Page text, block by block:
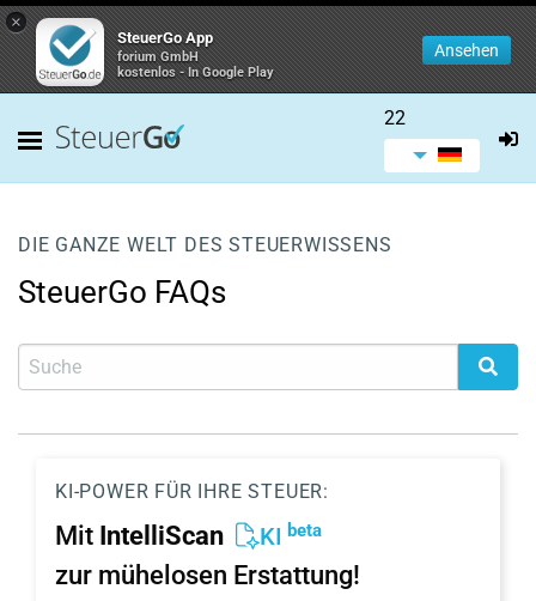
×
SteuerGo App
forium GmbH
kostenlos - In Google Play
Ansehen
22
DIE GANZE WELT DES STEUERWISSENS
SteuerGo FAQs
KI-POWER FÜR IHRE STEUER:
Mit IntelliScan KI beta
zur mühelosen Erstattung!